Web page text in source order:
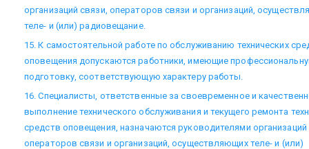
организаций связи, операторов связи и организаций,
теле- и (или) радиовещание.
15. К самостоятельной работе по обслуживанию технических
оповещения допускаются работники, имеющие
подготовку, соответствующую характеру работы.
16. Специалисты, ответственные за своевременное и
выполнение технического обслуживания и текущего ремонта
средств оповещения, назначаются руководителями организаций
операторов связи и организаций, осуществляющих теле- и (или)